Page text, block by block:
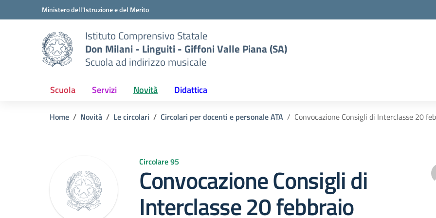
Vai ai contenuti
Vai al menu di navigazioneMinistero dell'Istruzione e del Merito
Istituto Comprensivo Statale
Don Milani - Linguiti - Giffoni Valle Piana (SA)
Scuola ad indirizzo musicale
Scuola Servizi Novità Didattica
Home Novità Le circolari Circolari per docenti e personale ATA Convocazione Consigli di Interclasse 20
Circolare 95
Convocazione Consigli di
Interclasse 20 febbraio